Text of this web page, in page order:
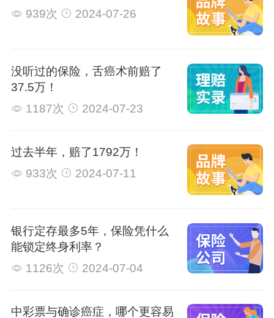
939次
2024-07-26
没听过的保险，舌癌术前赔了
37.5万！
1187次
2024-07-23
过去半年，赔了1792万！
933次
2024-07-11
银行定存最多5年，保险凭什么
能锁定终身利率？
1126次
2024-07-04
中彩票与确诊癌症，哪个更容易